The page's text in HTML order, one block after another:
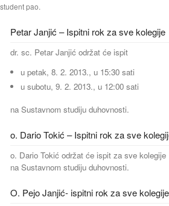
pao.
Petar Janjić – Ispitni rok za sve kolegije
dr. sc. Petar Janjić održat će ispit
u petak, 8. 2. 2013., u 15:30 sati
u subotu, 9. 2. 2013., u 12:00 sati
na Sustavnom studiju duhovnosti.
o. Dario Tokić – Ispitni rok za sve
o. Dario Tokić održat će ispit za sve
na Sustavnom studiju duhovnosti.
O. Pejo Janjić- ispitni rok za sve kolegije